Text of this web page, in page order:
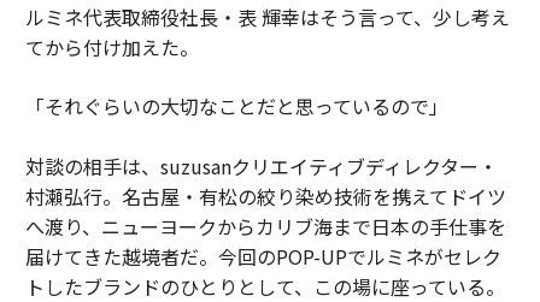
ルミネ代表取締役社長・表 輝幸はそう言って、少し考え
てから付け加えた。
「それぐらいの大切なことだと思っているので」
対談の相手は、suzusanクリエイティブディレクター・
村瀬弘行。名古屋・有松の絞り染め技術を携えてドイツ
へ渡り、ニューヨークからカリブ海まで日本の手仕事を
届けてきた越境者だ。今回のPOP-UPでルミネがセレク
トしたブランドのひとりとして、この場に座っている。